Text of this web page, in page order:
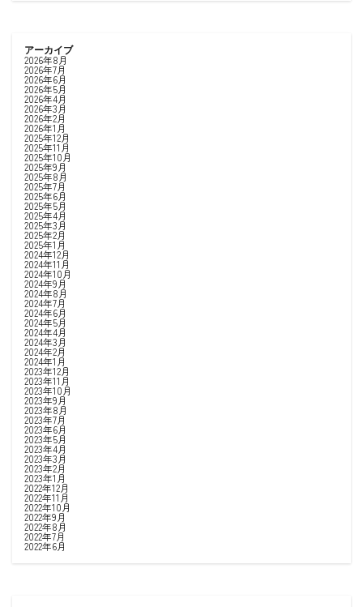
アーカイブ
2026年8月
2026年7月
2026年6月
2026年5月
2026年4月
2026年3月
2026年2月
2026年1月
2025年12月
2025年11月
2025年10月
2025年9月
2025年8月
2025年7月
2025年6月
2025年5月
2025年4月
2025年3月
2025年2月
2025年1月
2024年12月
2024年11月
2024年10月
2024年9月
2024年8月
2024年7月
2024年6月
2024年5月
2024年4月
2024年3月
2024年2月
2024年1月
2023年12月
2023年11月
2023年10月
2023年9月
2023年8月
2023年7月
2023年6月
2023年5月
2023年4月
2023年3月
2023年2月
2023年1月
2022年12月
2022年11月
2022年10月
2022年9月
2022年8月
2022年7月
2022年6月